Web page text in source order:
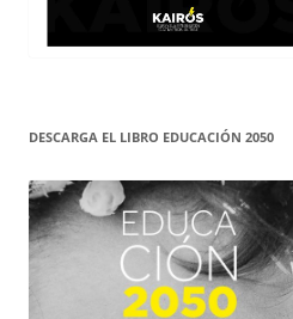
DESCARGA EL LIBRO EDUCACIÓN 2050